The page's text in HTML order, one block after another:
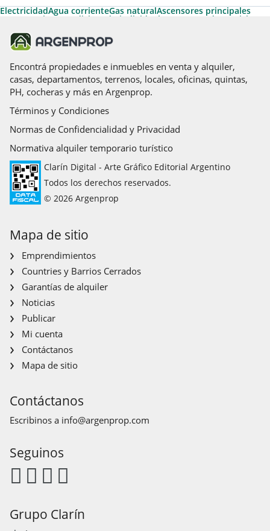
ElectricidadAgua corrienteGas naturalAscensores principales
Aire acondicionado individual Ascensores de servicio
CalefacciónPermite Mascotas
Calefacción tiro balanceado
ParrillaAcceso para personas con movilidad reducida
Encontrá propiedades e inmuebles en venta y alquiler,
casas, departamentos, terrenos, locales, oficinas, quintas,
PH, cocheras y más en Argenprop.
Términos y Condiciones
Normas de Confidencialidad y Privacidad
Normativa alquiler temporario turístico
Clarín Digital - Arte Gráfico Editorial Argentino
Todos los derechos reservados.
© 2026 Argenprop
Mapa de sitio
Emprendimientos
Countries y Barrios Cerrados
Garantías de alquiler
Noticias
Publicar
Mi cuenta
Contáctanos
Mapa de sitio
Contáctanos
Escribinos a info@argenprop.com
Seguinos
Grupo Clarín